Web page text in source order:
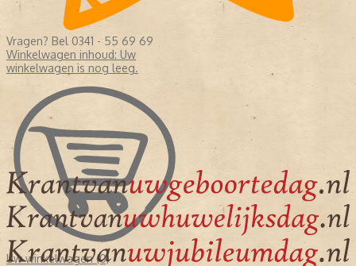
Vragen? Bel 0341 - 55 69 69
Winkelwagen inhoud: Uw
winkelwagen is nog leeg.
Uw winkelwagen (0)